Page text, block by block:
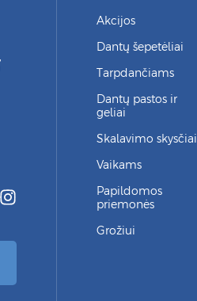
Akcijos
Dantų šepetėliai
Tarpdančiams
Dantų pastos ir
geliai
Skalavimo skysčiai
Vaikams
Papildomos
priemonės
Grožiui